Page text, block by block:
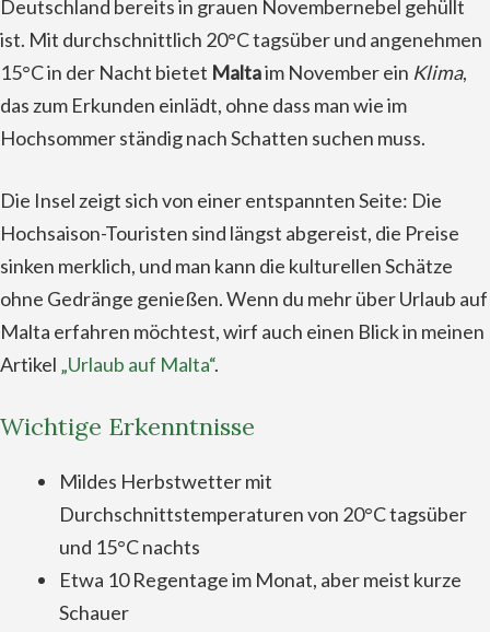
Deutschland bereits in grauen Novembernebel gehüllt
ist. Mit durchschnittlich 20°C tagsüber und angenehmen
15°C in der Nacht bietet Maltaim November ein Klima,
das zum Erkunden einlädt, ohne dass man wie im
Hochsommer ständig nach Schatten suchen muss.
Die Insel zeigt sich von einer entspannten Seite: Die
Hochsaison-Touristen sind längst abgereist, die Preise
sinken merklich, und man kann die kulturellen Schätze
ohne Gedränge genießen. Wenn du mehr über Urlaub auf
Malta erfahren möchtest, wirf auch einen Blick in meinen
Artikel „Urlaub auf Malta“.
Wichtige Erkenntnisse
Mildes Herbstwetter mit
Durchschnittstemperaturen von 20°C tagsüber
und 15°C nachts
Etwa 10 Regentage im Monat, aber meist kurze
Schauer